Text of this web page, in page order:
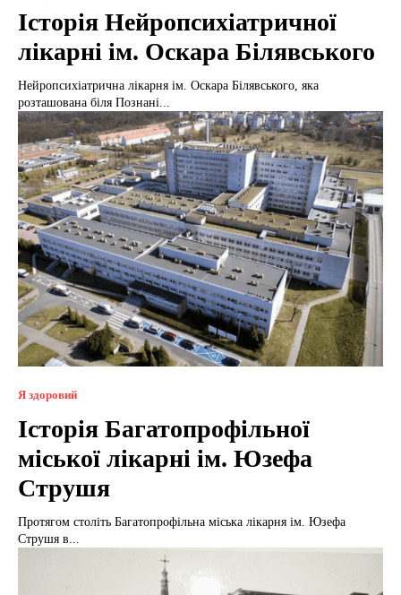
Історія Нейропсихіатричної
лікарні ім. Оскара Білявського
Нейропсихіатрична лікарня ім. Оскара Білявського, яка
розташована біля Познані...
Я здоровий
Історія Багатопрофільної
міської лікарні ім. Юзефа
Струшя
Протягом століть Багатопрофільна міська лікарня ім. Юзефа
Струшя в...